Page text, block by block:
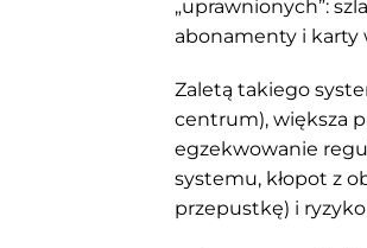
„uprawnionych”:
abonamenty i karty
Zaletą takiego
centrum), większa
egzekwowanie
systemu, kłopot z
przepustkę) i